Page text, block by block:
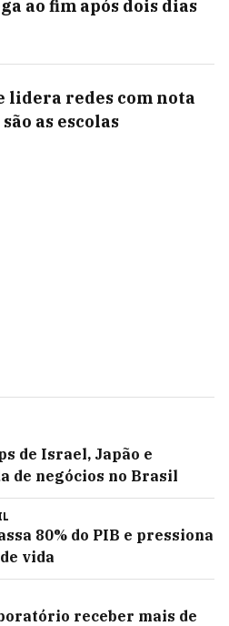
ao fim após dois dias
lidera redes com nota
as escolas
de Israel, Japão e
de negócios no Brasil
80% do PIB e pressiona
vida
receber mais de